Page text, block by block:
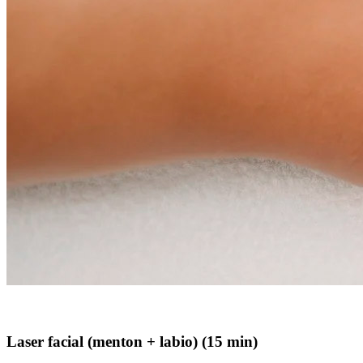
Laser facial (menton + labio) (15 min)